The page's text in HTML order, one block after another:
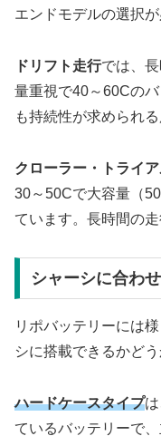
エンドモデルの選択が
ドリフト走行では、
量重視で40～60Cの
も持続性が求められる
クローラー・トライ
30～50Cで大容量（
ています。長時間の
シャーシに合わ
リポバッテリーには
シに搭載できるかど
ハードケースタイプ
ているバッテリーで